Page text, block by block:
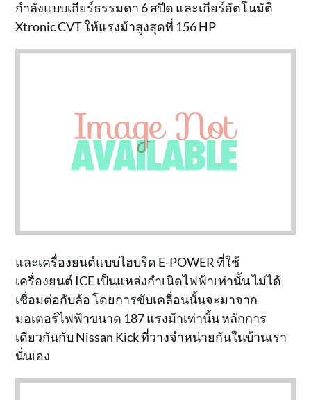
กำลังแบบเกียร์ธรรมดา 6 สปีด และเกียร์อัตโนมัติ
Xtronic CVT ให้แรงม้าสูงสุดที่ 156 HP
และเครื่องยนต์แบบไฮบริด E-POWER ที่ใช้
เครื่องยนต์ ICE เป็นแหล่งกำเนิดไฟฟ้าเท่านั้น ไม่ได้
เชื่อมต่อกับล้อ โดยการขับเคลื่อนนั้นจะมาจาก
มอเตอร์ไฟฟ้าขนาด 187 แรงม้าเท่านั้น หลักการ
เดียวกันกับ Nissan Kick ที่วางจำหน่ายกันในบ้านเรา
นั่นเอง